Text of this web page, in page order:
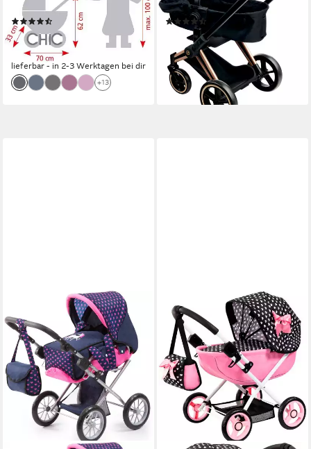
Lola, mit klappbarem Verdeck
(150)
23,45 € UVP
-33%
lieferbar - in 2-3 Werktagen bei dir
+13
36-42cm Cybex
(3)
78,46 € UVP 99,99 €
-22%
lieferbar - in 2-3 Werktagen bei dir